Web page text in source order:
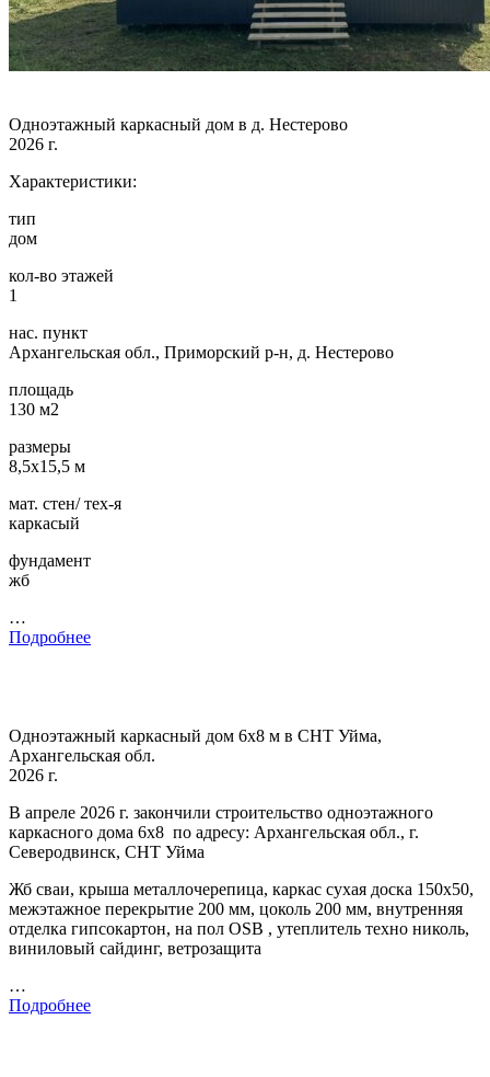
Одноэтажный каркасный дом в д. Нестерово
2026 г.
Характеристики:
тип
дом
кол-во этажей
1
нас. пункт
Архангельская обл., Приморский р-н, д. Нестерово
площадь
130 м2
размеры
8,5х15,5 м
мат. стен/ тех-я
каркасый
фундамент
жб
…
Подробнее
Одноэтажный каркасный дом 6х8 м в СНТ Уйма,
Архангельская обл.
2026 г.
В апреле 2026 г. закончили строительство одноэтажного
каркасного дома 6х8 по адресу: Архангельская обл., г.
Северодвинск, СНТ Уйма
Жб сваи, крыша металлочерепица, каркас сухая доска 150х50,
межэтажное перекрытие 200 мм, цоколь 200 мм, внутренняя
отделка гипсокартон, на пол OSB , утеплитель техно николь,
виниловый сайдинг, ветрозащита
…
Подробнее